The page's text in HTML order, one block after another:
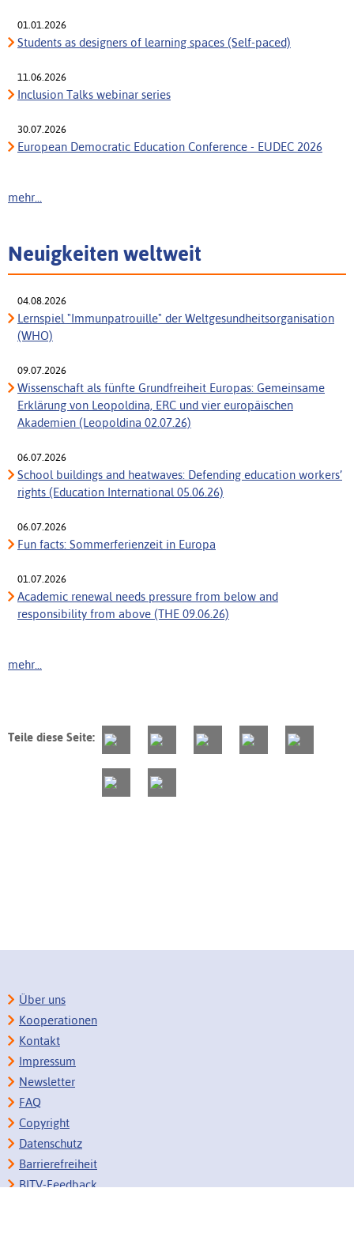
01.01.2026
Students as designers of learning spaces (Self-paced)
11.06.2026
Inclusion Talks webinar series
30.07.2026
European Democratic Education Conference - EUDEC 2026
mehr...
Neuigkeiten weltweit
04.08.2026
Lernspiel "Immunpatrouille" der Weltgesundheitsorganisation
(WHO)
09.07.2026
Wissenschaft als fünfte Grundfreiheit Europas: Gemeinsame
Erklärung von Leopoldina, ERC und vier europäischen
Akademien (Leopoldina 02.07.26)
06.07.2026
School buildings and heatwaves: Defending education workers’
rights (Education International 05.06.26)
06.07.2026
Fun facts: Sommerferienzeit in Europa
01.07.2026
Academic renewal needs pressure from below and
responsibility from above (THE 09.06.26)
mehr...
Teile diese Seite:
Über uns
Kooperationen
Kontakt
Impressum
Newsletter
FAQ
Copyright
Datenschutz
Barrierefreiheit
BITV-Feedback